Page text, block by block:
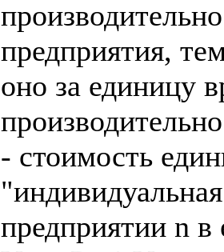
предприятия,
оно за единицу
- стоимость
предприятии n в